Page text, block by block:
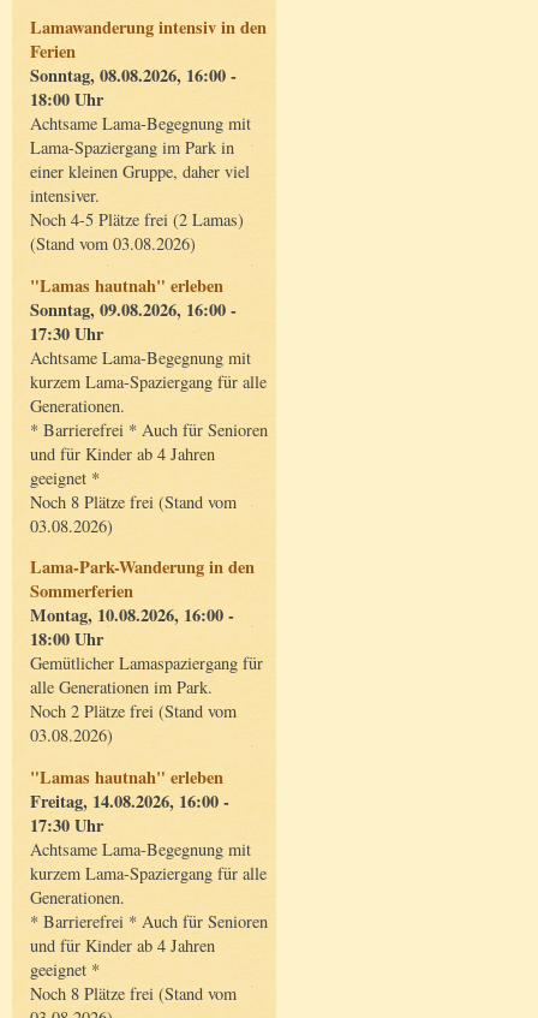
Lamawanderung intensiv in den
Ferien
Sonntag, 08.08.2026, 16:00 -
18:00 Uhr
Achtsame Lama-Begegnung mit
Lama-Spaziergang im Park in
einer kleinen Gruppe, daher viel
intensiver.
Noch 4-5 Plätze frei (2 Lamas)
(Stand vom 03.08.2026)
"Lamas hautnah" erleben
Sonntag, 09.08.2026, 16:00 -
17:30 Uhr
Achtsame Lama-Begegnung mit
kurzem Lama-Spaziergang für alle
Generationen.
* Barrierefrei * Auch für Senioren
und für Kinder ab 4 Jahren
geeignet *
Noch 8 Plätze frei (Stand vom
03.08.2026)
Lama-Park-Wanderung in den
Sommerferien
Montag, 10.08.2026, 16:00 -
18:00 Uhr
Gemütlicher Lamaspaziergang für
alle Generationen im Park.
Noch 2 Plätze frei (Stand vom
03.08.2026)
"Lamas hautnah" erleben
Freitag, 14.08.2026, 16:00 -
17:30 Uhr
Achtsame Lama-Begegnung mit
kurzem Lama-Spaziergang für alle
Generationen.
* Barrierefrei * Auch für Senioren
und für Kinder ab 4 Jahren
geeignet *
Noch 8 Plätze frei (Stand vom